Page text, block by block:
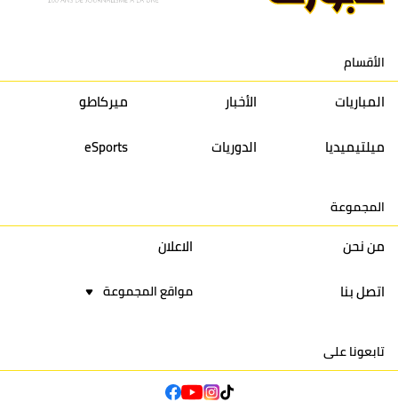
13 إتحاد تواركة 30
32
40
31
16 نادي أولمبيك آسفي 30
24
42
22
الأقسام
المباريات الأخبار
ميركاطو
ميلتيميديا
الدوريات eSports
المجموعة
من نحن
الاعلان
اتصل بنا
مواقع المجموعة
تابعونا على